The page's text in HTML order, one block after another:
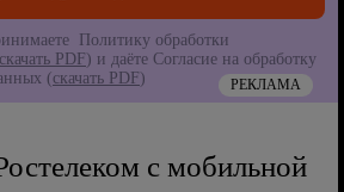
Политику обработки
скачать PDF) и даёте Согласие на обработку
(скачать PDF) РЕКЛАМА
с мобильной